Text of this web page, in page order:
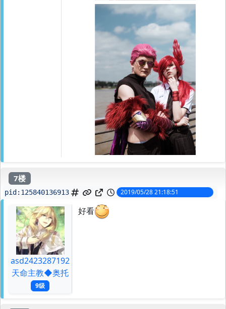
7楼
pid: 125840136913 2019/05/28 21:18:51
asd2423287192
天命主教◆奥托
9级
好看